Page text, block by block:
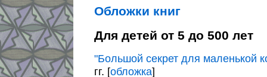
Обложки книг
Для детей от 5 до 500 лет
"Большой секрет для маленькой
гг. [обложка]